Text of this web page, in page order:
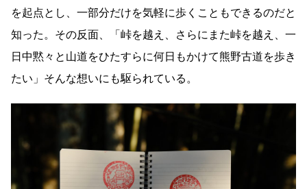
を起点とし、一部分だけを気軽に歩くこともできるのだと
知った。その反面、「峠を越え、さらにまた峠を越え、一
日中黙々と山道をひたすらに何日もかけて熊野古道を歩き
たい」そんな想いにも駆られている。